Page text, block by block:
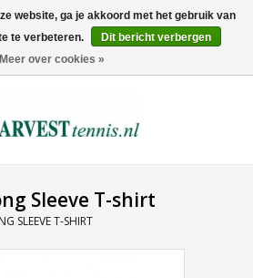
0 Artikelen - €0,00
Sleeve T-shirt
SLEEVE T-SHIRT
website, ga je akkoord met het gebruik van
te verbeteren.
Dit bericht verbergen
Meer over cookies »